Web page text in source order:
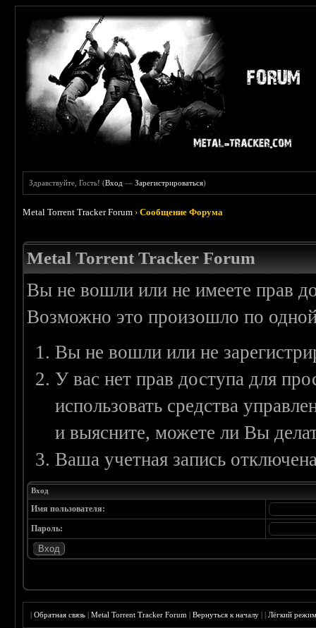
Здравствуйте, Гость! (Вход —Зарегистрироваться)
Metal Torrent Tracker Forum ›Сообщение Форума
Metal Torrent Tracker Forum
Вы не вошли или не имеете прав
Возможно это произошло по
Вы не вошли или не
У вас нет прав доступа для
использовать средства
и выясните, можете ли Вы
Ваша учетная запись
Вход
Имя пользователя:
Пароль:
|Обратная связь |Metal Torrent Tracker Forum |Вернуться к началу ||Лёгкий